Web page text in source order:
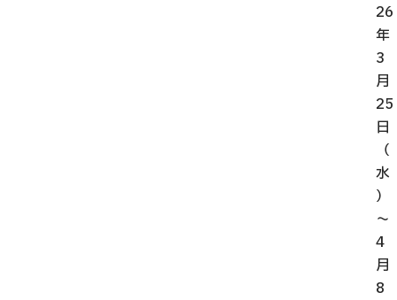
26
年
3
月
25
日
（
水
）
～
4
月
8